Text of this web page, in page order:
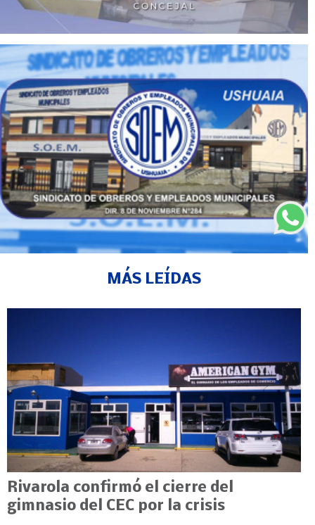
MÁS LEÍDAS
Rivarola confirmó el cierre del
gimnasio del CEC por la crisis